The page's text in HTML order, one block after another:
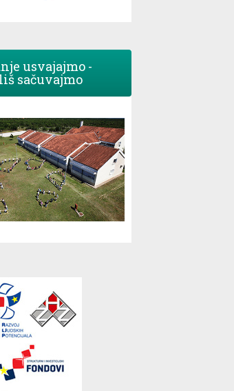
usvajajmo -
sačuvajmo